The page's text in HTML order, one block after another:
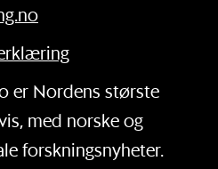
er Nordens største
med norske og
forskningsnyheter.